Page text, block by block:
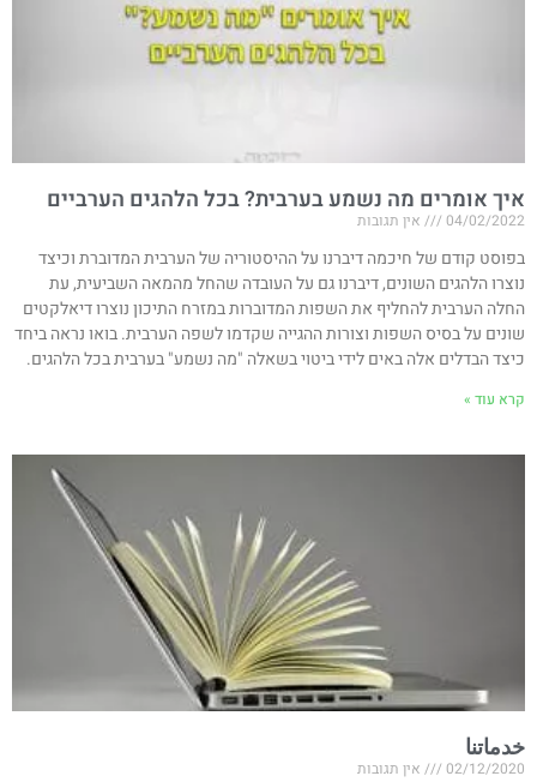
איך אומרים מה נשמע בערבית? בכל הלהגים הערביים
04/02/2022 אין תגובות
בפוסט קודם של חיכמה דיברנו על ההיסטוריה של הערבית המדוברת וכיצד
נוצרו הלהגים השונים, דיברנו גם על העובדה שהחל מהמאה השביעית, עת
החלה הערבית להחליף את השפות המדוברות במזרח התיכון נוצרו דיאלקטים
שונים על בסיס השפות וצורות ההגייה שקדמו לשפה הערבית. בואו נראה ביחד
כיצד הבדלים אלה באים לידי ביטוי בשאלה "מה נשמע" בערבית בכל הלהגים.
קרא עוד »
خدماتنا
02/12/2020 אין תגובות